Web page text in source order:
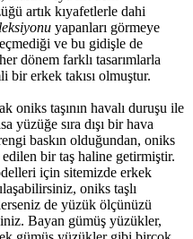
artık kıyafetlerle dahi
yapanları görmeye
ve bu gidişle de
her dönem farklı tasarımlarla
bir erkek takısı olmuştur.
oniks taşının havalı duruşu ile
yüzüğe sıra dışı bir hava
baskın olduğundan, oniks
bir taş haline getirmiştir.
için sitemizde erkek
oniks taşlı
de yüzük ölçünüzü
Bayan gümüş yüzükler,